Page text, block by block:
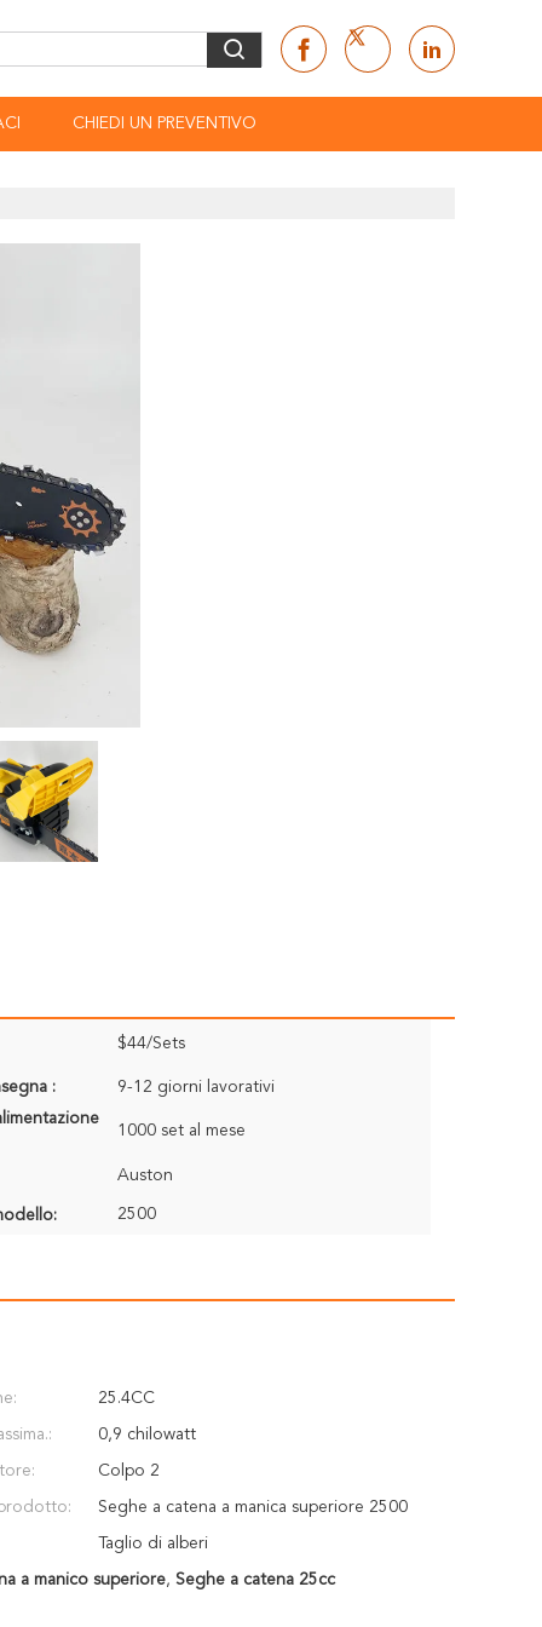
CHIEDI UN PREVENTIVO
$44/Sets
:
9-12 giorni lavorativi
1000 set al mese
Auston
2500
25.4CC
0,9 chilowatt
Colpo 2
Seghe a catena a manica superiore 2500
Taglio di alberi
a manico superiore, Seghe a catena 25cc